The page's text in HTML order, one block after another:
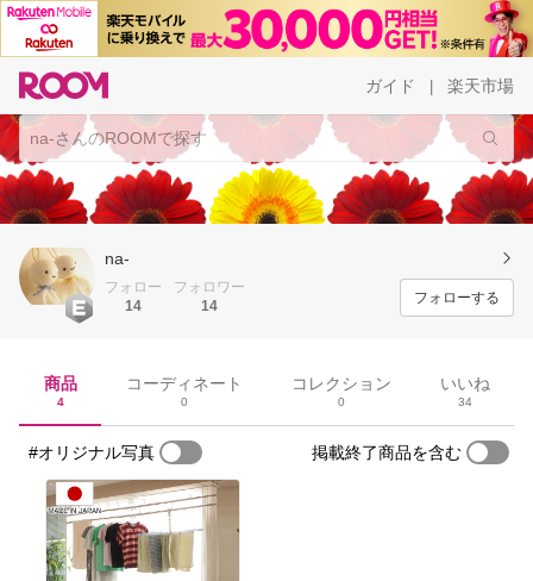
ガイド 楽天市場
na-
フォロー
14
フォロワー
14
フォローする
商品
4
コーディネート
0
コレクション
0
いいね
34
#オリジナル写真 掲載終了商品を含む